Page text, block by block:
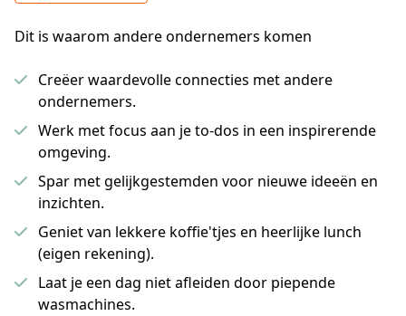
Dit is waarom andere ondernemers komen
Creëer waardevolle connecties met andere
ondernemers.
Werk met focus aan je to-dos in een inspirerende
omgeving.
Spar met gelijkgestemden voor nieuwe ideeën en
inzichten.
Geniet van lekkere koffie'tjes en heerlijke lunch
(eigen rekening).
Laat je een dag niet afleiden door piepende
wasmachines.